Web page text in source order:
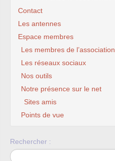
Contact
Les antennes
Espace membres
Les membres de l’association
Les réseaux sociaux
Nos outils
Notre présence sur le net
Sites amis
Points de vue
Rechercher :